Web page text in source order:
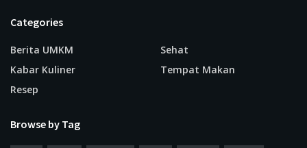
Categories
Berita UMKM
Kabar Kuliner
Resep
Sehat
Tempat Makan
Browse by Tag